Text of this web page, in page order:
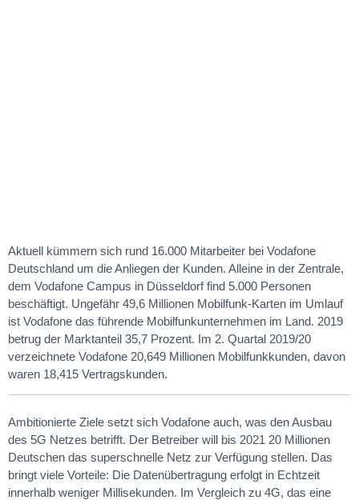
Aktuell kümmern sich rund 16.000 Mitarbeiter bei Vodafone
Deutschland um die Anliegen der Kunden. Alleine in der Zentrale,
dem Vodafone Campus in Düsseldorf find 5.000 Personen
beschäftigt. Ungefähr 49,6 Millionen Mobilfunk-Karten im Umlauf
ist Vodafone das führende Mobilfunkunternehmen im Land. 2019
betrug der Marktanteil 35,7 Prozent. Im 2. Quartal 2019/20
verzeichnete Vodafone 20,649 Millionen Mobilfunkkunden, davon
waren 18,415 Vertragskunden.
Ambitionierte Ziele setzt sich Vodafone auch, was den Ausbau
des 5G Netzes betrifft. Der Betreiber will bis 2021 20 Millionen
Deutschen das superschnelle Netz zur Verfügung stellen. Das
bringt viele Vorteile: Die Datenübertragung erfolgt in Echtzeit
innerhalb weniger Millisekunden. Im Vergleich zu 4G, das eine